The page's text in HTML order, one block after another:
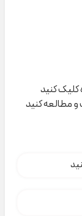
کلیک کنید
مطالعه کنید